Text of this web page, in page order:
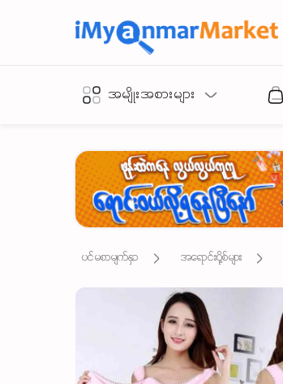
အမျိုးအစားများ
ပင်မစာမျက်နှာ အရောင်းပို့စ်များ